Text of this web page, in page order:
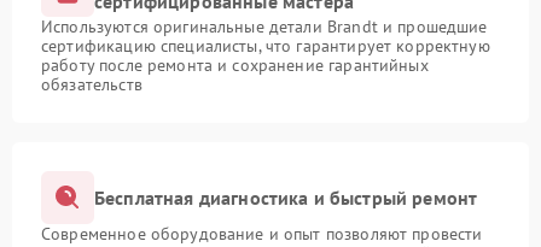
Используются оригинальные детали Brandt и прошедшие
сертификацию специалисты, что гарантирует корректную
работу после ремонта и сохранение гарантийных
обязательств
Бесплатная диагностика и быстрый ремонт
Современное оборудование и опыт позволяют провести